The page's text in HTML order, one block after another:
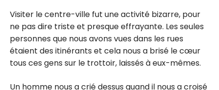
Visiter le centre-ville fut une activité bizarre, pour
ne pas dire triste et presque effrayante. Les seules
personnes que nous avons vues dans les rues
étaient des itinérants et cela nous a brisé le cœur
tous ces gens sur le trottoir, laissés à eux-mêmes.
Un homme nous a crié dessus quand il nous a croisé